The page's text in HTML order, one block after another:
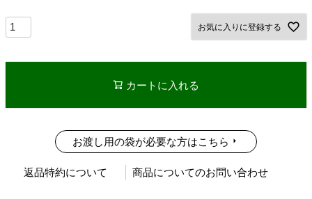
お気に入りに登録する
カートに入れる
お渡し用の袋が必要な方はこちら
返品特約について 商品についてのお問い合わせ